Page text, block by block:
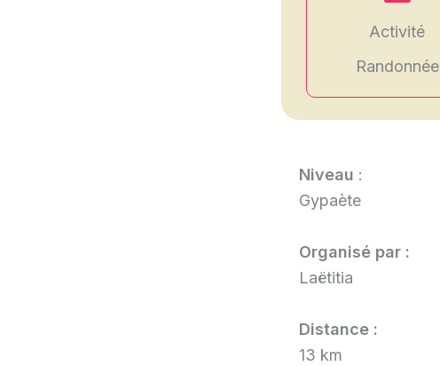
Activité
Randonnée
Niveau :
Gypaète
Organisé par :
Laëtitia
Distance :
13 km